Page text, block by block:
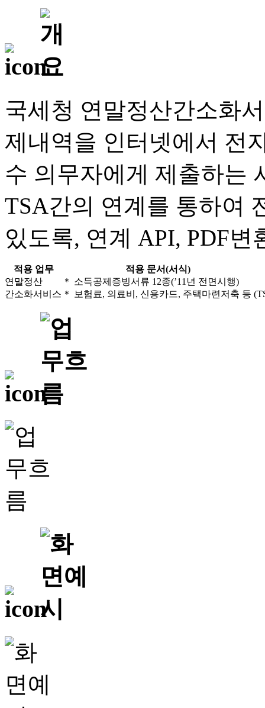
국세청 연말정산간소화
제내역을 인터넷에서 전
수 의무자에게 제출하는
TSA간의 연계를 통하여
있도록, 연계 API, PDF
적용 업무
적용 문서(서식)
연말정산
간소화서비스
＊ 소득공제증빙서류 12종(’11년 전면시행)
＊ 보험료, 의료비, 신용카드, 주택마련저축 등